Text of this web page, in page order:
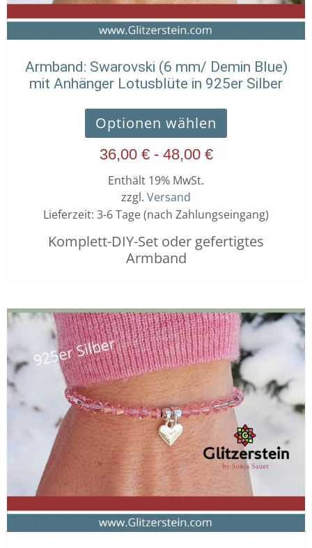
Armband: Swarovski (6 mm/ Demin Blue)
mit Anhänger Lotusblüte in 925er Silber
Optionen wählen
36,00 €- 48,00 €
Enthält 19% MwSt.
zzgl. Versand
Lieferzeit: 3-6 Tage (nach Zahlungseingang)
Komplett-DIY-Set oder gefertigtes
Armband